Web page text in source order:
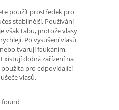
použít prostředek pro
stabilnější. Používání
však tabu, protože vlasy
Po vysušení vlasů
tvarují foukáním,
dobrá zařízení na
pro odpovídající
vlasů.
found